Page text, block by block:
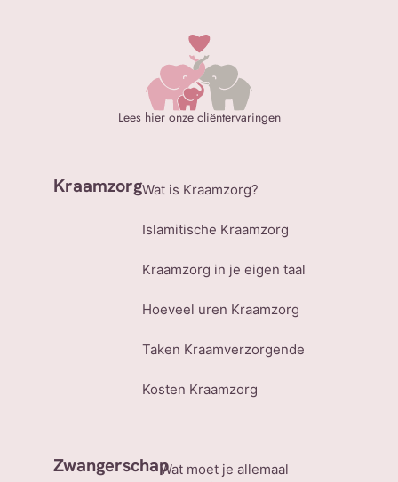
Lees hier onze cliëntervaringen
KraamzorgWat is Kraamzorg?
Islamitische Kraamzorg
Kraamzorg in je eigen taal
Hoeveel uren Kraamzorg
Taken Kraamverzorgende
Kosten Kraamzorg
ZwangerschapWat moet je allemaal